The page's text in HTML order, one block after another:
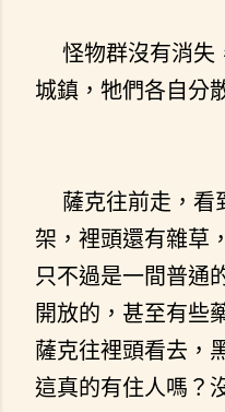
怪物群沒有消失
城鎮，牠們各自分
薩克往前走，看
架，裡頭還有雜草
只不過是一間普通
開放的，甚至有些
薩克往裡頭看去，
這真的有住人嗎？